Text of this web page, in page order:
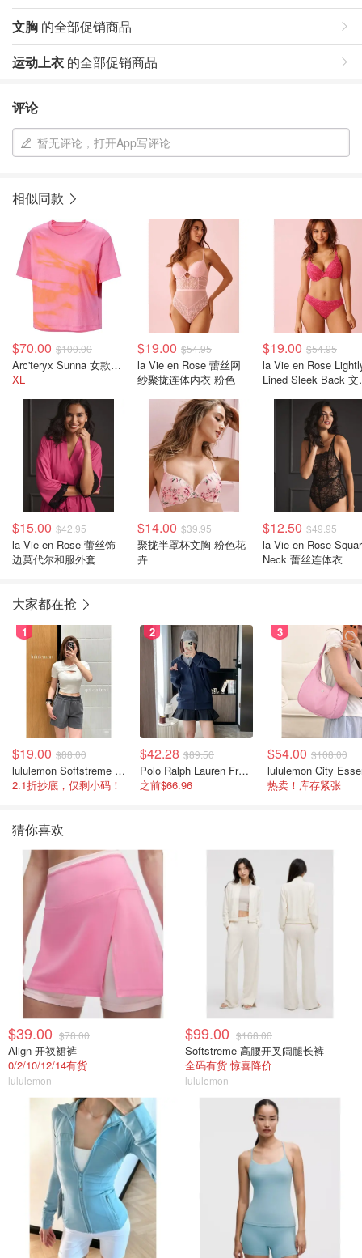
文胸 的全部促销商品
运动上衣 的全部促销商品
评论
暂无评论，打开App写评论
相似同款
$70.00 $100.00
Arc'teryx Sunna 女款短款上衣
XL
$19.00 $54.95
la Vie en Rose 蕾丝网
纱聚拢连体内衣 粉色
$19.00 $54.95
la Vie en Rose
Lined Sleek Back 文
$15.00 $42.95
la Vie en Rose 蕾丝饰
边莫代尔和服外套
$14.00 $39.95
聚拢半罩杯文胸 粉色花
卉
$12.50 $49.95
la Vie en Rose
Neck 蕾丝连体衣
大家都在抢
1
$19.00 $88.00
lululemon Softstreme 女士高腰短裤 10cm
2.1折抄底，仅剩小码！
2
$42.28 $89.50
Polo Ralph Lauren French Terry 女童连帽卫衣 7-16码
之前$66.96
3
$54.00 $108.00
热卖！库存紧张
猜你喜欢
$39.00 $78.00
Align 开衩裙裤
0/2/10/12/14有货
lululemon
$99.00 $168.00
Softstreme 高腰开叉阔腿长裤
全码有货 惊喜降价
lululemon